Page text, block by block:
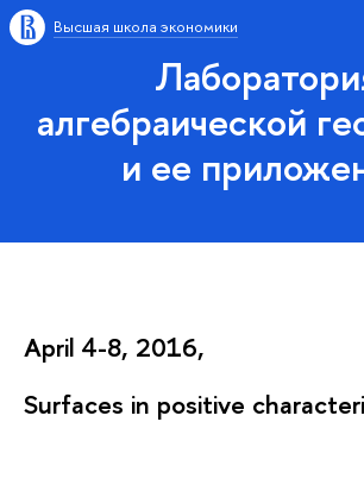
Высшая школа экономики
алгебраической
и ее
April 4-8, 2016,
Surfaces in positive